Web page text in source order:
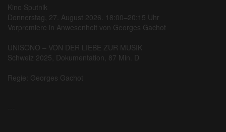
Kino Sputnik
Donnerstag, 27. August 2026. 18:00–20:15 Uhr
Vorpremiere in Anwesenheit von Georges Gachot
UNISONO – VON DER LIEBE ZUR MUSIK
Schweiz 2025, Dokumentation, 87 Min. D
Regie: Georges Gachot
---